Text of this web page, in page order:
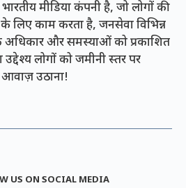
मीडिया कंपनी है, जो लोगों की
काम करता है, जनसेवा विभिन्न
अधिकार और समस्याओं को प्रकाशित
लोगों को जमीनी स्तर पर
आवाज़ उठाना!
US ON SOCIAL MEDIA